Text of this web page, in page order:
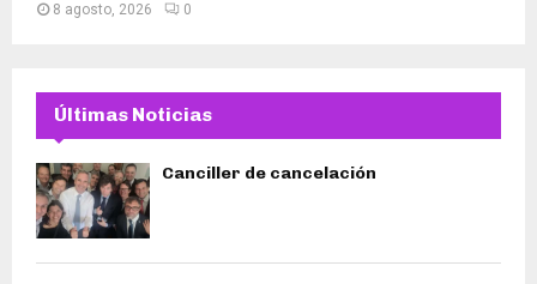
8 agosto, 2026 0
Últimas Noticias
Canciller de cancelación